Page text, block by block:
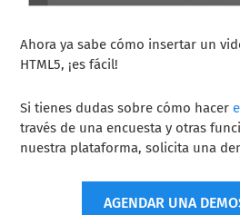
Ahora ya sabe cómo insertar un
HTML5, ¡es fácil!
Si tienes dudas sobre cómo hacer
través de una encuesta y otras
nuestra plataforma, solicita una
AGENDAR UNA